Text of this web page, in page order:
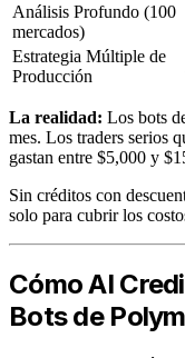
Análisis Profundo (100
mercados)
Estrategia Múltiple de
Producción
La realidad: Los bots
mes. Los traders serios
gastan entre $5,000 y
Sin créditos con
solo para cubrir los
Cómo AI
Bots de